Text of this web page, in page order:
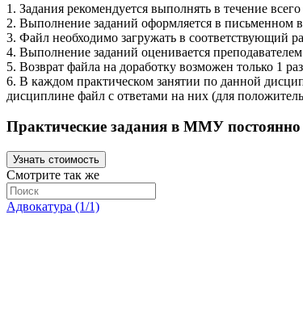
1. Задания рекомендуется выполнять в течение
2. Выполнение заданий оформляется в письменном
3. Файл необходимо загружать в соответствующий
4. Выполнение заданий оценивается
5. Возврат файла на доработку возможен только 1
6. В каждом практическом занятии по данной
дисциплине файл с ответами на них (для
Практические задания в ММУ постоянно
Узнать стоимость
Смотрите так же
Адвокатура (1/1)